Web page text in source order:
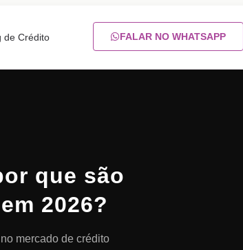
de Crédito FALAR NO WHATSAPP
que são
2026?
mercado de crédito